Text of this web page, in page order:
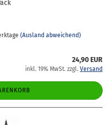
(Ausland abweichend)
24,90 EUR
inkl. 19% MwSt. zzgl. Versand